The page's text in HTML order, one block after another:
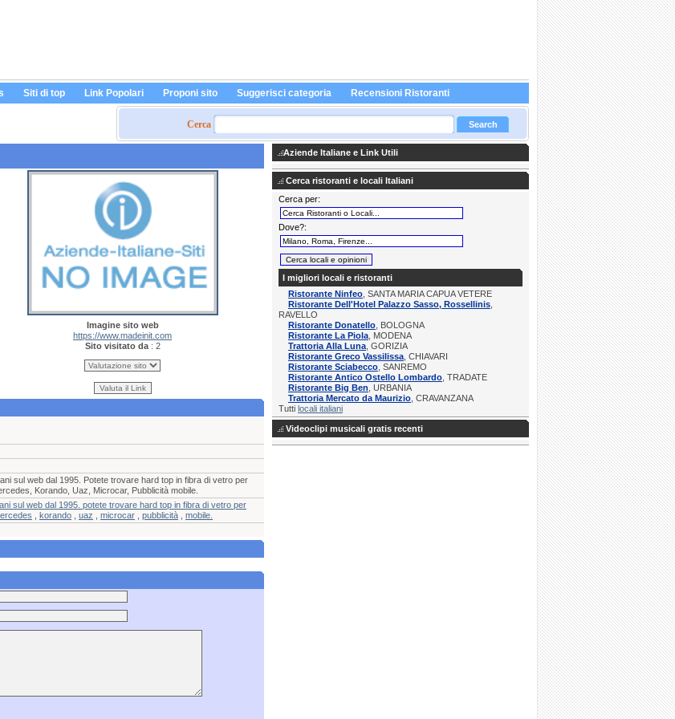
Siti di top Link Popolari Proponi sito Suggerisci categoria Recensioni Ristoranti
Cerca
Imagine sito web
https://www.madeinit.com
Sito visitato da : 2
sul web dal 1995. Potete trovare hard top in fibra di vetro per
Korando, Uaz, Microcar, Pubblicità mobile.
sul web dal 1995. potete trovare hard top in fibra di vetro per
korando uaz microcar pubblicità
mobile.
Aziende Italiane e Link Utili
Cerca ristoranti e locali Italiani
Cerca per:
Dove?:
I migliori locali e ristoranti
Ristorante Ninfeo , SANTA MARIA CAPUA VETERE
Ristorante Dell'Hotel Palazzo Sasso, Rossellinis
RAVELLO
Ristorante Donatello , BOLOGNA
Ristorante La Piola , MODENA
Trattoria Alla Luna , GORIZIA
Ristorante Greco Vassilissa , CHIAVARI
Ristorante Sciabecco , SANREMO
Ristorante Antico Ostello Lombardo , TRADATE
Ristorante Big Ben , URBANIA
Trattoria Mercato da Maurizio , CRAVANZANA
Tutti locali italiani
Videoclipi musicali gratis recenti